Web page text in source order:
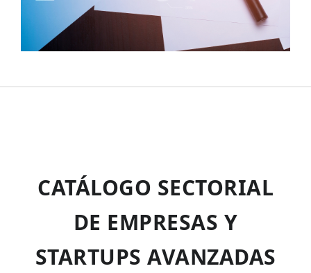
CATÁLOGO SECTORIAL
DE EMPRESAS Y
STARTUPS AVANZADAS